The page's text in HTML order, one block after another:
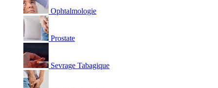
Ophtalmologie
Prostate
Sevrage Tabagique